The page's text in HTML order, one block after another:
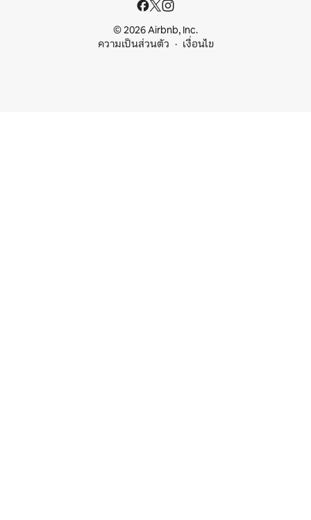
© 2026 Airbnb, Inc.
ความเป็นส่วนตัว
เงื่อนไข